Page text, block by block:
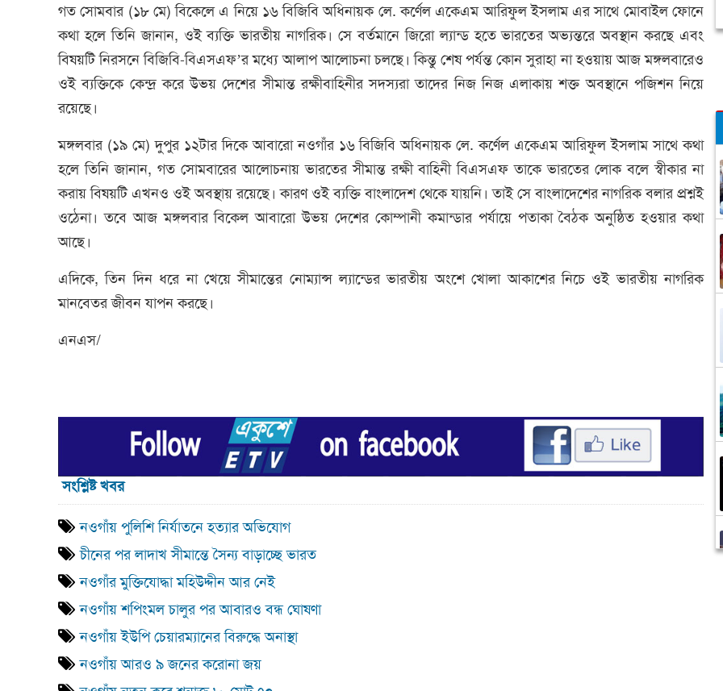
গত সোমবার (১৮ মে) বিকেলে এ নিয়ে ১৬ বিজিবি অধিনায়ক লে. কর্ণেল একেএম আরিফুল ইসলাম এর সাথে মোবাইল ফোনে
কথা হলে তিনি জানান, ওই ব্যক্তি ভারতীয় নাগরিক। সে বর্তমানে জিরো ল্যান্ড হতে ভারতের অভ্যন্তরে অবস্থান করছে এবং
বিষয়টি নিরসনে বিজিবি-বিএসএফ’র মধ্যে আলাপ আলোচনা চলছে। কিন্তু শেষ পর্যন্ত কোন সুরাহা না হওয়ায় আজ মঙ্গলবারেও
ওই ব্যক্তিকে কেন্দ্র করে উভয় দেশের সীমান্ত রক্ষীবাহিনীর সদস্যরা তাদের নিজ নিজ এলাকায় শক্ত অবস্থানে পজিশন নিয়ে
রয়েছে।
মঙ্গলবার (১৯ মে) দুপুর ১২টার দিকে আবারো নওগাঁর ১৬ বিজিবি অধিনায়ক লে. কর্ণেল একেএম আরিফুল ইসলাম সাথে কথা
হলে তিনি জানান, গত সোমবারের আলোচনায় ভারতের সীমান্ত রক্ষী বাহিনী বিএসএফ তাকে ভারতের লোক বলে স্বীকার না
করায় বিষয়টি এখনও ওই অবস্থায় রয়েছে। কারণ ওই ব্যক্তি বাংলাদেশ থেকে যায়নি। তাই সে বাংলাদেশের নাগরিক বলার প্রশ্নই
ওঠেনা। তবে আজ মঙ্গলবার বিকেল আবারো উভয় দেশের কোম্পানী কমান্ডার পর্যায়ে পতাকা বৈঠক অনুষ্ঠিত হওয়ার কথা
আছে।
এদিকে, তিন দিন ধরে না খেয়ে সীমান্তের নোম্যান্স ল্যান্ডের ভারতীয় অংশে খোলা আকাশের নিচে ওই ভারতীয় নাগরিক
মানবেতর জীবন যাপন করছে।
এনএস/
সংশ্লিষ্ট খবর
নওগাঁয় পুলিশি নির্যাতনে হত্যার অভিযোগ
চীনের পর লাদাখ সীমান্তে সৈন্য বাড়াচ্ছে ভারত
নওগাঁর মুক্তিযোদ্ধা মহিউদ্দীন আর নেই
নওগাঁয় শপিংমল চালুর পর আবারও বন্ধ ঘোষণা
নওগাঁয় ইউপি চেয়ারম্যানের বিরুদ্ধে অনাস্থা
নওগাঁয় আরও ৯ জনের করোনা জয়